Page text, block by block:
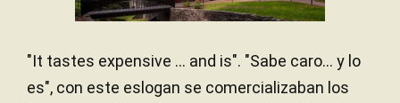
"It tastes expensive ... and is". "Sabe caro... y lo
es", con este eslogan se comercializaban los